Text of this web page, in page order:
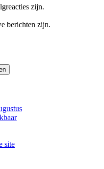
zijn.
berichten zijn.
site